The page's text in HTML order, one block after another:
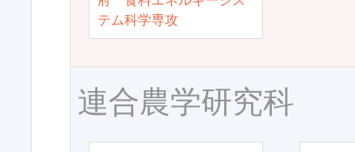
テム科学専攻
連合農学研究科